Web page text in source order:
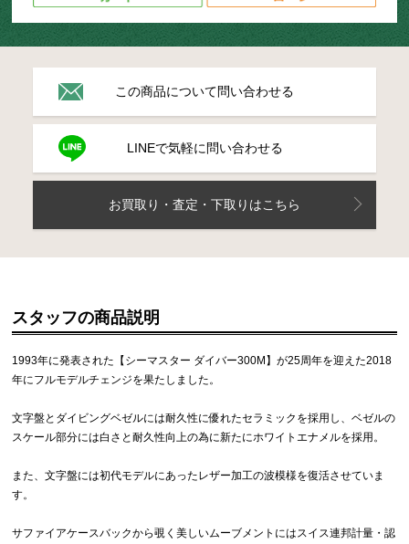
この商品について問い合わせる
LINEで気軽に問い合わせる
お買取り・査定・下取りはこちら
スタッフの商品説明
1993年に発表された【シーマスター ダイバー300M】が25周年を迎えた2018
年にフルモデルチェンジを果たしました。
文字盤とダイビングベゼルには耐久性に優れたセラミックを採用し、ベゼルの
スケール部分には白さと耐久性向上の為に新たにホワイトエナメルを採用。
また、文字盤には初代モデルにあったレザー加工の波模様を復活させていま
す。
サファイアケースバックから覗く美しいムーブメントにはスイス連邦計量・認